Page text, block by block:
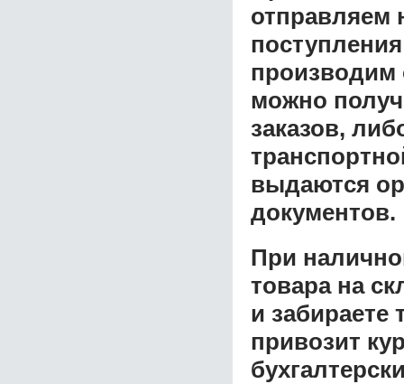
отправляем
производим
можно
заказов,
выдаются
документов.
При
товара на
и забираете
привозит